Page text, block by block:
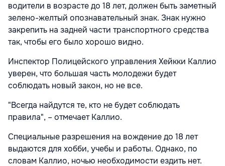
водители в возрасте до 18 лет, должен быть заметный
зелено-желтый опознавательный знак. Знак нужно
закрепить на задней части транспортного средства
так, чтобы его было хорошо видно.
Инспектор Полицейского управления Хейкки Каллио
уверен, что большая часть молодежи будет
соблюдать новый закон, но не все.
"Всегда найдутся те, кто не будет соблюдать
правила", – отмечает Каллио.
Специальные разрешения на вождение до 18 лет
выдаются для хобби, учебы и работы. Однако, по
словам Каллио, ночью необходимости ездить нет.